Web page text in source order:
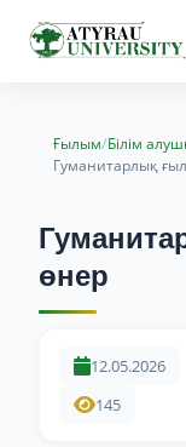
Ғылым/Білім
Гуманитарлық
өнер
12.05.2026
145